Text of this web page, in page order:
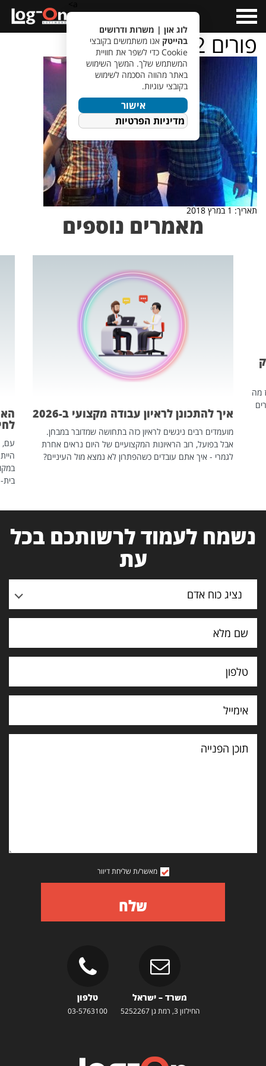
Menu
פורים 2
תאריך: 1 במרץ 2018
מאמרים נוספים
מה
איך להתכונן לראיון עבודה מקצועי ב-2026
מועמדים רבים ניגשים לראיון כזה בתחושה שמדובר במבחן.
אבל בפועל, רוב הראיונות המקצועיים של היום נראים אחרת
לגמרי - איך אתם עובדים כשהפתרון לא נמצא מול העיניים?
עם,
נשמח לעמוד לרשותכם בכל
עת
נציג כוח אדם
תוכן
הפנייה
מאשר/ת שליחת דיוור
שלח
משרד – ישראל
החילזון 3, רמת גן 5252267
טלפון
03-5763100
לוג און | משרות ודרושים
בהייטק אנו משתמשים בקובצי
Cookie כדי לשפר את חוויית
המשתמש שלך. המשך השימוש
באתר מהווה הסכמה לשימוש
בקובצי עוגיות.
אישור
מדיניות הפרטיות